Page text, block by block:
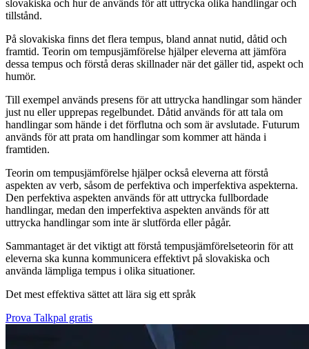
slovakiska och hur de används för att uttrycka olika handlingar och
tillstånd.
På slovakiska finns det flera tempus, bland annat nutid, dåtid och
framtid. Teorin om tempusjämförelse hjälper eleverna att jämföra
dessa tempus och förstå deras skillnader när det gäller tid, aspekt och
humör.
Till exempel används presens för att uttrycka handlingar som händer
just nu eller upprepas regelbundet. Dåtid används för att tala om
handlingar som hände i det förflutna och som är avslutade. Futurum
används för att prata om handlingar som kommer att hända i
framtiden.
Teorin om tempusjämförelse hjälper också eleverna att förstå
aspekten av verb, såsom de perfektiva och imperfektiva aspekterna.
Den perfektiva aspekten används för att uttrycka fullbordade
handlingar, medan den imperfektiva aspekten används för att
uttrycka handlingar som inte är slutförda eller pågår.
Sammantaget är det viktigt att förstå tempusjämförelseteorin för att
eleverna ska kunna kommunicera effektivt på slovakiska och
använda lämpliga tempus i olika situationer.
Det mest effektiva sättet att lära sig ett språk
Prova Talkpal gratis